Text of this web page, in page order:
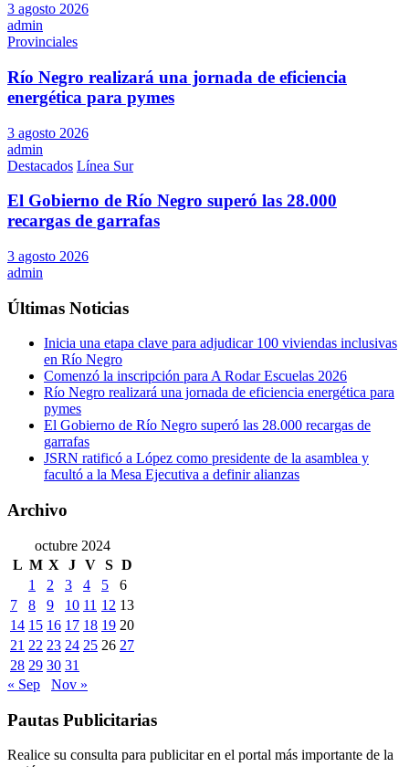
3 agosto 2026
admin
Provinciales
Río Negro realizará una jornada de eficiencia
energética para pymes
3 agosto 2026
admin
Destacados Línea Sur
El Gobierno de Río Negro superó las 28.000
recargas de garrafas
3 agosto 2026
admin
Últimas Noticias
Inicia una etapa clave para adjudicar 100 viviendas inclusivas
en Río Negro
Comenzó la inscripción para A Rodar Escuelas 2026
Río Negro realizará una jornada de eficiencia energética para
pymes
El Gobierno de Río Negro superó las 28.000 recargas de
garrafas
JSRN ratificó a López como presidente de la asamblea y
facultó a la Mesa Ejecutiva a definir alianzas
Archivo
octubre 2024
L M X J V S D
1
2 3 4 5
6
7
8 9 10 11 12 13
14 15 16 17 18 19 20
21 22 23 24 25 26 27
28 29 30 31
« Sep
Nov »
Pautas Publicitarias
Realice su consulta para publicitar en el portal más importante de la